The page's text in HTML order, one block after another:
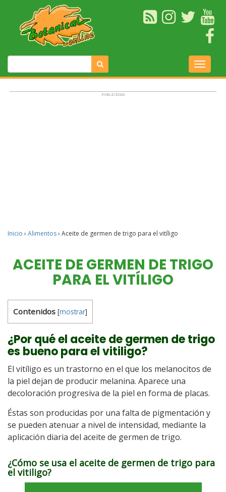
Inicio › Alimentos› Aceite de germen de trigo para el vitíligo
ACEITE DE GERMEN DE TRIGO
PARA EL VITÍLIGO
Contenidos [mostrar]
¿Por qué el aceite de germen de trigo
es bueno para el vitiligo?
El vitíligo es un trastorno en el que los melanocitos de
la piel dejan de producir melanina. Aparece una
decoloración progresiva de la piel en forma de placas.
Éstas son producidas por una falta de pigmentación y
se pueden atenuar a nivel de intensidad, mediante la
aplicación diaria del aceite de germen de trigo.
¿Cómo se usa el aceite de germen de trigo para
el vitiligo?